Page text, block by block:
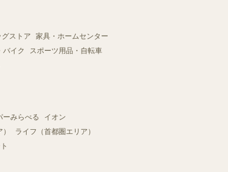
グストア
家具・ホームセンター
バイク
スポーツ用品・自転車
ーみらべる
イオン
ライフ（首都圏エリア）